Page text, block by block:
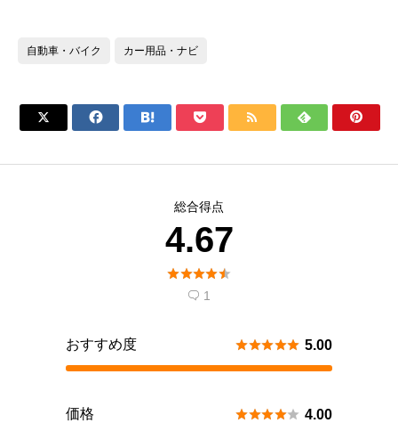
自動車・バイク カー用品・ナビ
      
総合得点
4.67

 1
おすすめ度  5.00
価格  4.00